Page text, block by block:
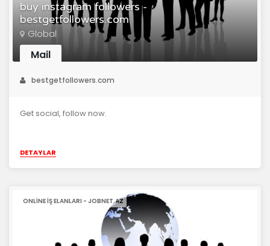
buy instagram followers -
bestgetfollowers.com
Global
Mail
bestgetfollowers.com
Get social, follow now.
DETAYLAR
ONLINE IŞ ELANLARI - JOBNET.AZ